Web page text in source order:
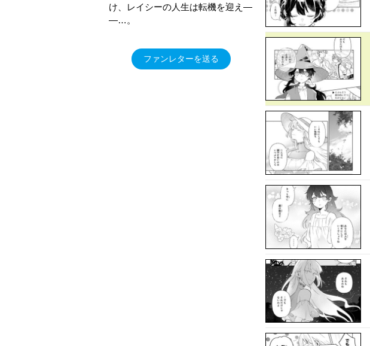
け、レイシーの人生は転機を迎え―
―…。
ファンレターを送る